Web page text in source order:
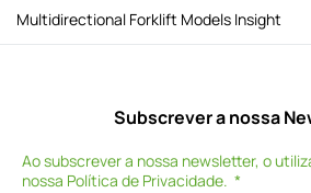
Multidirectional Forklift Models Insight
Subscrever a nossa
Ao subscrever a nossa newsletter, o
nossa Política de Privacidade.